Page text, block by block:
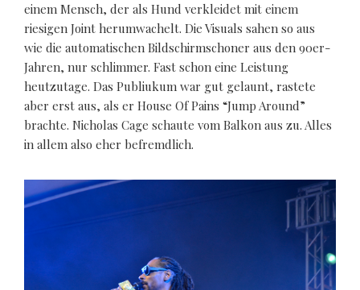
einem Mensch, der als Hund verkleidet mit einem
riesigen Joint herumwachelt. Die Visuals sahen so aus
wie die automatischen Bildschirmschoner aus den 90er-
Jahren, nur schlimmer. Fast schon eine Leistung
heutzutage. Das Publiukum war gut gelaunt, rastete
aber erst aus, als er House Of Pains “Jump Around”
brachte. Nicholas Cage schaute vom Balkon aus zu. Alles
in allem also eher befremdlich.